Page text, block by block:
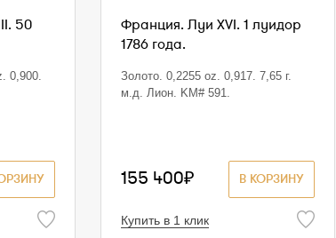
50
0,900.
Франция. Луи XVI. 1 луидор
1786 года.
Золото. 0,2255 oz. 0,917. 7,65 г.
м.д. Лион. KM# 591.
В КОРЗИНУ
155 400₽
Купить в 1 клик